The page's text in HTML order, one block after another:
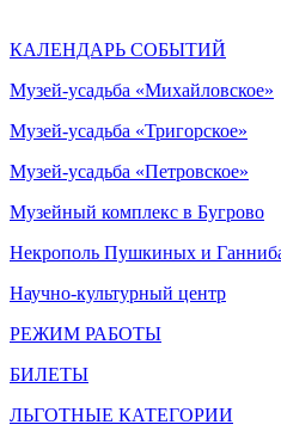
КАЛЕНДАРЬ СОБЫТИЙ
Музей-усадьба «Михайловское»
Музей-усадьба «Тригорское»
Музей-усадьба «Петровское»
Музейный комплекс в Бугрово
Некрополь Пушкиных и
Научно-культурный центр
РЕЖИМ РАБОТЫ
БИЛЕТЫ
ЛЬГОТНЫЕ КАТЕГОРИИ